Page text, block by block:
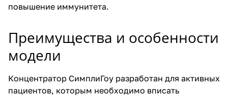
повышение иммунитета.
Преимущества и особенности
модели
Концентратор СимплиГоу разработан для активных
пациентов, которым необходимо вписать